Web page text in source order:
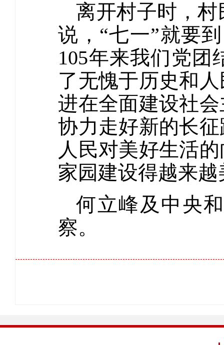
离开村子时，
说，“七一”就要
105年来我们党团
了无愧于历史和
进在全面建设社
协力走好新的长
人民对美好生活
家园建设得越来
何立峰及中央
察。